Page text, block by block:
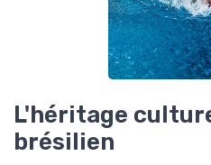
L'héritage
brésilien